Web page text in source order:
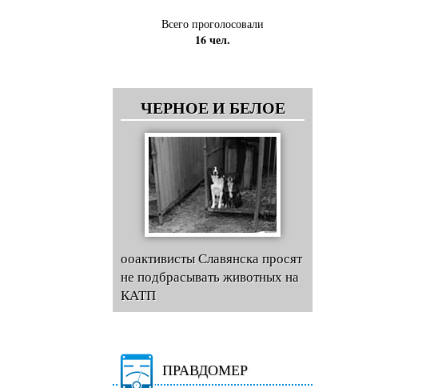
Всего проголосовали
16 чел.
ЧЕРНОЕ И БЕЛОЕ
ооактивисты Славянска просят
не подбрасывать животных на
КАТП
ПРАВДОМЕР